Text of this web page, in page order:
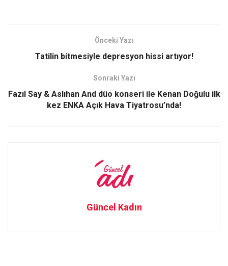
k
d
n
Önceki Yazı
Tatilin bitmesiyle depresyon hissi artıyor!
Sonraki Yazı
Fazıl Say & Aslıhan And düo konseri ile Kenan Doğulu ilk
kez ENKA Açık Hava Tiyatrosu’nda!
Güncel Kadın